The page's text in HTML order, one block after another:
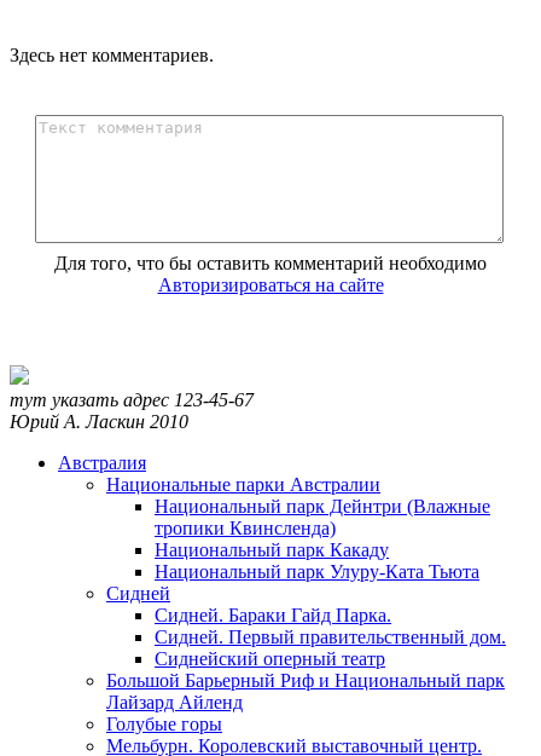
Здесь нет комментариев.
Для того, что бы оставить комментарий необходимо
Авторизироваться на сайте
тут указать адрес 123-45-67
Юрий А. Ласкин 2010
Австралия
Национальные парки Австралии
Национальный парк Дейнтри (Влажные
тропики Квинсленда)
Национальный парк Какаду
Национальный парк Улуру-Ката Тьюта
Сидней
Сидней. Бараки Гайд Парка.
Сидней. Первый правительственный дом.
Сиднейский оперный театр
Большой Барьерный Риф и Национальный парк
Лайзард Айленд
Голубые горы
Мельбурн. Королевский выставочный центр.